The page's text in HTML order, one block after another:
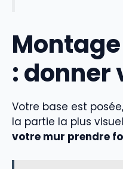
: donner
Votre base est
la partie la plus
votre mur prendre